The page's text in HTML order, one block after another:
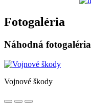
Fotogaléria
Náhodná fotogaléria
Vojnové škody